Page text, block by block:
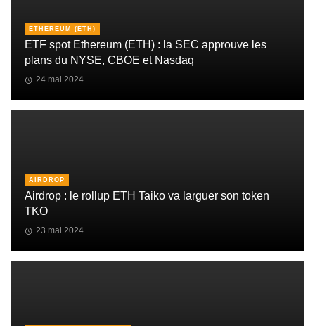
ETHEREUM (ETH)
ETF spot Ethereum (ETH) : la SEC approuve les
plans du NYSE, CBOE et Nasdaq
24 mai 2024
AIRDROP
Airdrop : le rollup ETH Taiko va larguer son token
TKO
23 mai 2024